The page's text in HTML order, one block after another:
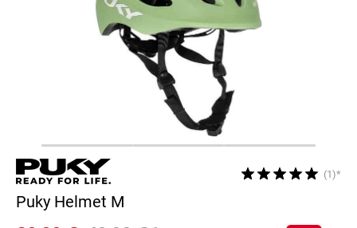
(1)*
Puky Helmet M